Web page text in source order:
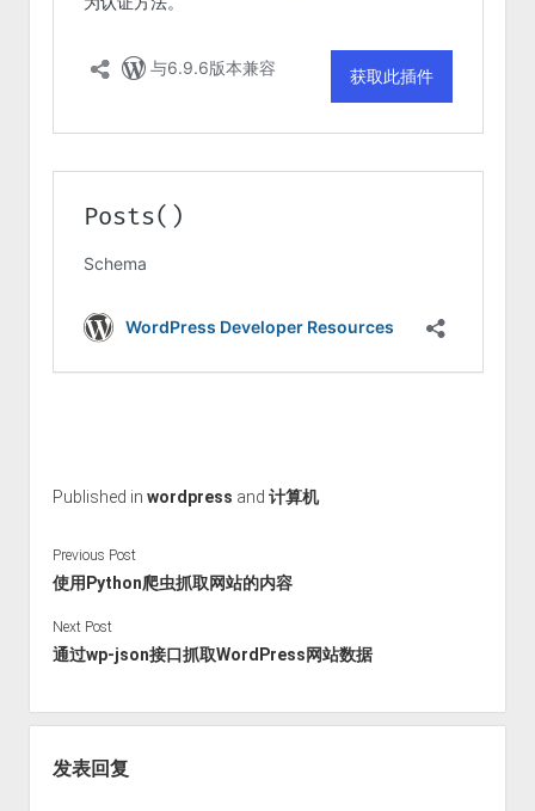
Published in wordpress and 计算机
Previous Post
使用Python爬虫抓取网站的内容
Next Post
通过wp-json接口抓取WordPress网站数据
发表回复